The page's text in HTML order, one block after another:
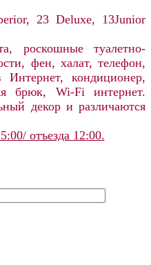
23 Deluxe, 13Junior
роскошные туалетно-
фен, халат, телефон,
кондиционер,
брюк, Wi-Fi интернет.
декор и различаются
отъезда 12:00.